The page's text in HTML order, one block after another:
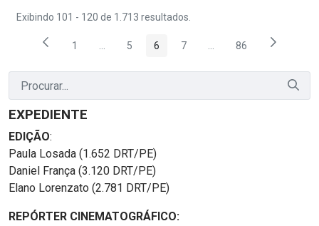
Exibindo 101 - 120 de 1.713 resultados.
Página
1 Páginas intermediárias Usar ABA para navegar.
Página
5 Página
6 Página
7 Páginas intermediárias
Página
86
EXPEDIENTE
EDIÇÃO:
Paula Losada (1.652 DRT/PE)
Daniel França (3.120 DRT/PE)
Elano Lorenzato (2.781 DRT/PE)
REPÓRTER CINEMATOGRÁFICO: